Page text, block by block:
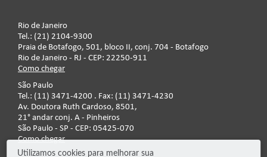
Utilizamos cookies para melhorar sua
Rio de Janeiro
Tel.: (21) 2104-9300
Praia de Botafogo, 501, bloco II, conj. 704 - Botafogo
Rio de Janeiro - RJ - CEP: 22250-911
Como chegar
São Paulo
Tel.: (11) 3471-4200 . Fax: (11) 3471-4230
Av. Doutora Ruth Cardoso, 8501,
21° andar conj. A - Pinheiros
São Paulo - SP - CEP: 05425-070
Como chegar